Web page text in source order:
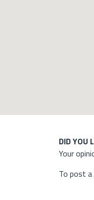
DID YOU
Your
To post